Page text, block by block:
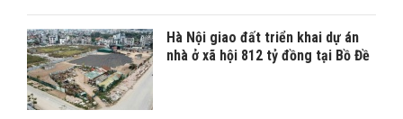
Hà Nội giao đất triển khai dự án
nhà ở xã hội 812 tỷ đồng tại Bồ Đề